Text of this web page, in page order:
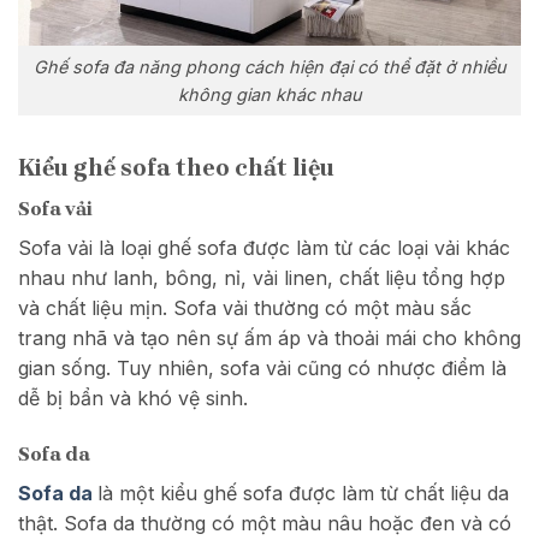
Ghế sofa đa năng phong cách hiện đại có thể đặt ở nhiều
không gian khác nhau
Kiểu ghế sofa theo chất liệu
Sofa vải
Sofa vải là loại ghế sofa được làm từ các loại vải khác
nhau như lanh, bông, nỉ, vải linen, chất liệu tổng hợp
và chất liệu mịn. Sofa vải thường có một màu sắc
trang nhã và tạo nên sự ấm áp và thoải mái cho không
gian sống. Tuy nhiên, sofa vải cũng có nhược điểm là
dễ bị bẩn và khó vệ sinh.
Sofa da
Sofa da là một kiểu ghế sofa được làm từ chất liệu da
thật. Sofa da thường có một màu nâu hoặc đen và có